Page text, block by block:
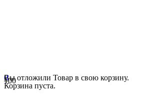
0
Вы отложили Товар в свою корзину.
Корзина пуста.